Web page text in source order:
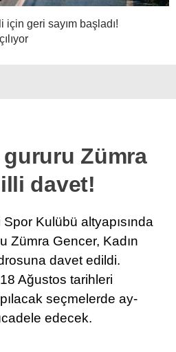
için geri sayım başladı!
gururu Zümra
davet!
Kulübü altyapısında
Zümra Gencer, Kadın
davet edildi.
Ağustos tarihleri
seçmelerde ay-
edecek.